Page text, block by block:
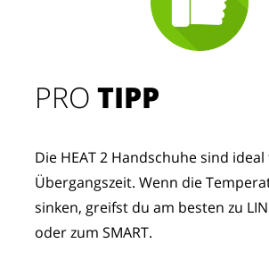
PROTIPP
Die HEAT 2 Handschuhe sind
Übergangszeit. Wenn die
sinken, greifst du am besten zu
oder zum SMART.